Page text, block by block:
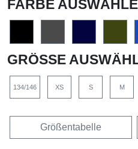
FARBE
GRÖSSE
134/146 XS S M
Größentabelle